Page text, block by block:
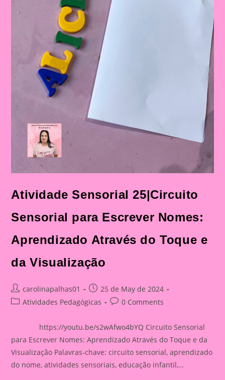
Atividade Sensorial 25|Circuito
Sensorial para Escrever Nomes:
Aprendizado Através do Toque e
da Visualização
Post
author:
carolinapalhas01
Post
published:
25 de May de 2024
PostAtividades Pedagógicas
Post0 Comments
https://youtu.be/s2wAfwo4bYQ Circuito Sensorial
para Escrever Nomes: Aprendizado Através do Toque e da
Visualização Palavras-chave: circuito sensorial, aprendizado
do nome, atividades sensoriais, educação infantil,…